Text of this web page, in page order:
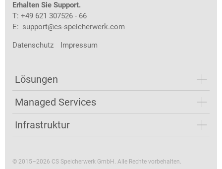
Erhalten Sie Support.
T: +49 621 307526 - 66
E: support@cs-speicherwerk.com
Datenschutz Impressum
Lösungen
Managed Services
Infrastruktur
© 2015–2026 CS Speicherwerk GmbH. Alle Rechte vorbehalten.